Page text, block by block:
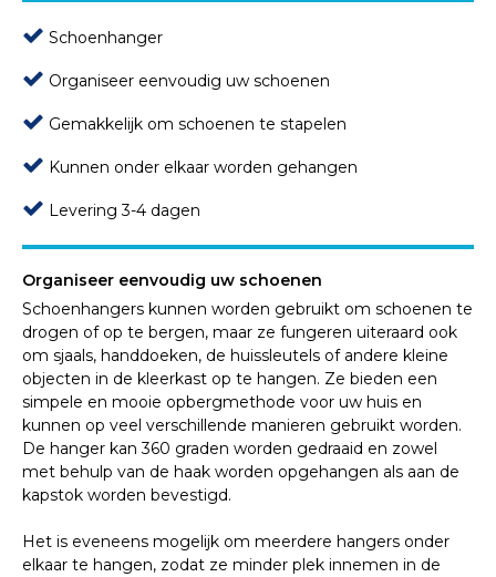
Schoenhanger
Organiseer eenvoudig uw schoenen
Gemakkelijk om schoenen te stapelen
Kunnen onder elkaar worden gehangen
Levering 3-4 dagen
Organiseer eenvoudig uw schoenen
Schoenhangers kunnen worden gebruikt om schoenen te
drogen of op te bergen, maar ze fungeren uiteraard ook
om sjaals, handdoeken, de huissleutels of andere kleine
objecten in de kleerkast op te hangen. Ze bieden een
simpele en mooie opbergmethode voor uw huis en
kunnen op veel verschillende manieren gebruikt worden.
De hanger kan 360 graden worden gedraaid en zowel
met behulp van de haak worden opgehangen als aan de
kapstok worden bevestigd.
Het is eveneens mogelijk om meerdere hangers onder
elkaar te hangen, zodat ze minder plek innemen in de